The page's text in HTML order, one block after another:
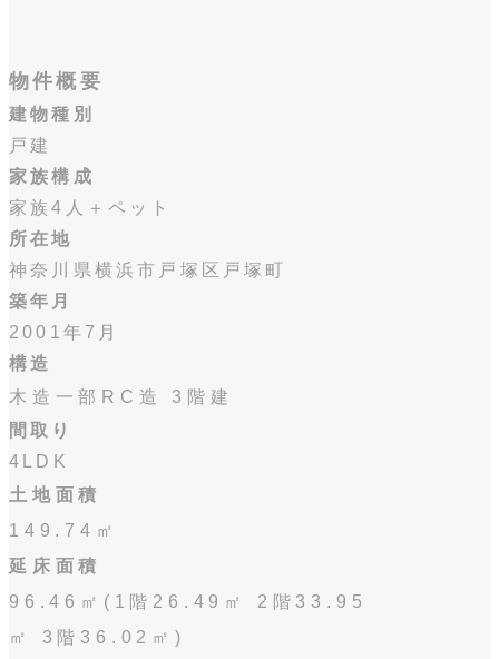
物件概要
建物種別
戸建
家族構成
家族4人＋ペット
所在地
神奈川県横浜市戸塚区戸塚町
築年月
2001年7月
構造
木造一部RC造 3階建
間取り
4LDK
土地面積
149.74㎡
延床面積
96.46㎡(1階26.49㎡ 2階33.95
㎡
3階36.02 ㎡)